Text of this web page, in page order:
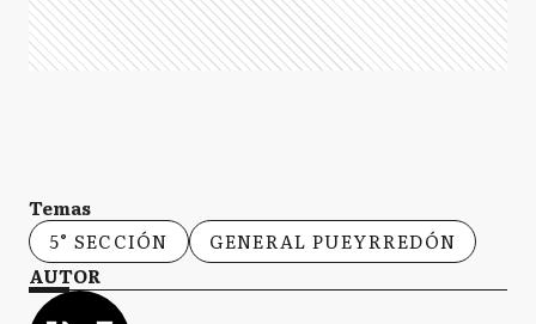
Temas
5° SECCIÓN
GENERAL PUEYRREDÓN
AUTOR